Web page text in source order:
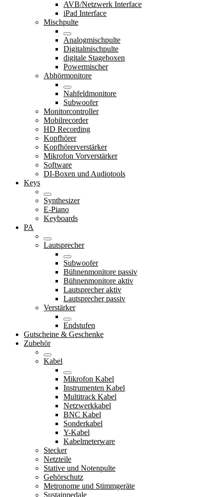
AVB/Netzwerk Interface
iPad Interface
Mischpulte
Analogmischpulte
Digitalmischpulte
digitale Stageboxen
Powermischer
Abhörmonitore
Nahfeldmonitore
Subwoofer
Monitorcontroller
Mobilrecorder
HD Recording
Kopfhörer
Kopfhörerverstärker
Mikrofon Vorverstärker
Software
DI-Boxen und Audiotools
Keys
Synthesizer
E-Piano
Keyboards
PA
Lautsprecher
Subwoofer
Bühnenmonitore passiv
Bühnenmonitore aktiv
Lautsprecher aktiv
Lautsprecher passiv
Verstärker
Endstufen
Gutscheine & Geschenke
Zubehör
Kabel
Mikrofon Kabel
Instrumenten Kabel
Multitrack Kabel
Netzwerkkabel
BNC Kabel
Sonderkabel
Y-Kabel
Kabelmeterware
Stecker
Netzteile
Stative und Notenpulte
Gehörschutz
Metronome und Stimmgeräte
Sustainpedale